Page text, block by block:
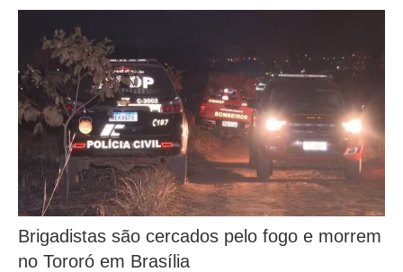
Brigadistas são cercados pelo fogo e morrem
no Tororó em Brasília